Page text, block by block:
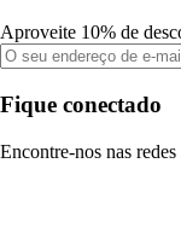
Aproveite 10% de
Fique conectado
Encontre-nos nas redes